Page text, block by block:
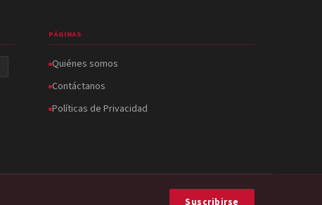
PÁGINAS
Quiénes somos
Contáctanos
Políticas de Privacidad
Suscribirse